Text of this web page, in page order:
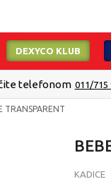
DEXYCO KLUB
telefonom 011/715
TRANSPARENT
KADICE